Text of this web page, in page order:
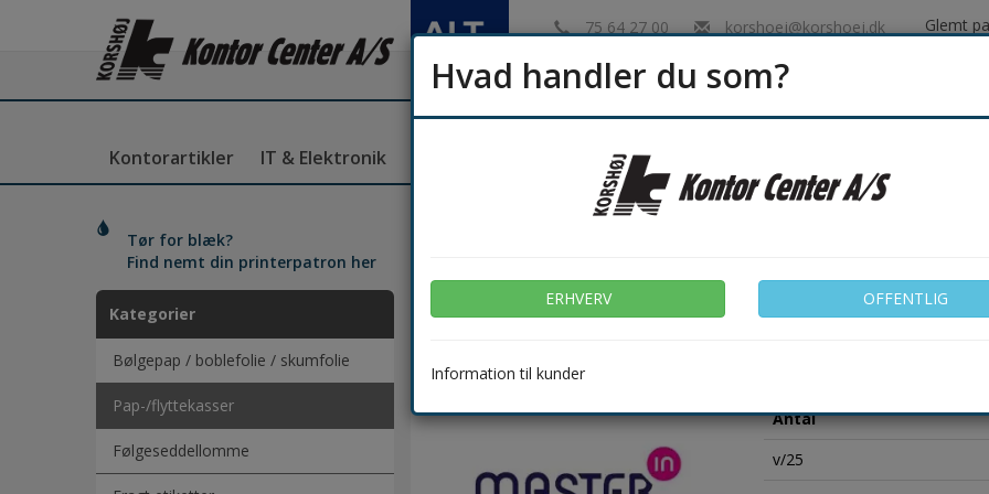
75 64 27 00 korshoej@korshoej.dk Glemt
ERHVERV OFFENTLIG
Kontorartikler IT & Elektronik Rengøring Møbler
Tør for blæk?
Find nemt din printerpatron her
Kategorier
Bølgepap / boblefolie / skumfolie
Pap-/flyttekasser
Følgeseddellomme
Antal
v/25
Hvad handler du som?
ERHVERV OFFENTLIG
Information til kunder